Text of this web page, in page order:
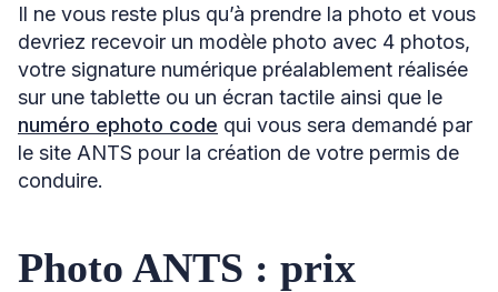
Il ne vous reste plus qu’à prendre la photo et vous
devriez recevoir un modèle photo avec 4 photos,
votre signature numérique préalablement réalisée
sur une tablette ou un écran tactile ainsi que le
numéro ephoto code qui vous sera demandé par
le site ANTS pour la création de votre permis de
conduire.
Photo ANTS : prix